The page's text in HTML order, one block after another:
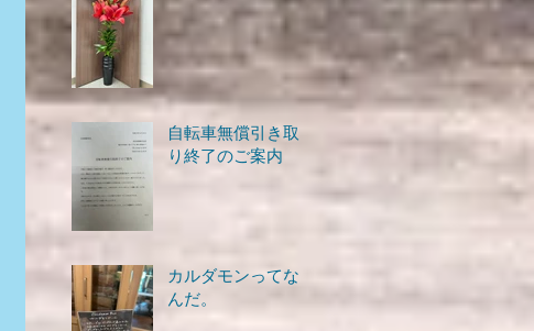
自転車無償引き取
り終了のご案内
カルダモンってな
んだ。